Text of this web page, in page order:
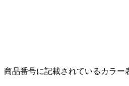
品番号に記載されているカラ